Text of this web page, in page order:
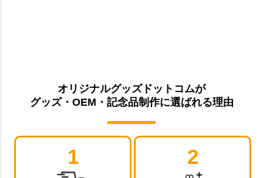
オリジナルグッズドットコムが
グッズ・OEM・記念品制作に選ばれる理由
1 2